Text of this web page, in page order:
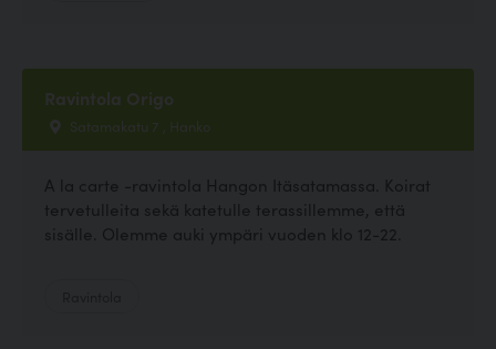
Ravintola Origo
Satamakatu 7 , Hanko
A la carte -ravintola Hangon Itäsatamassa. Koirat
tervetulleita sekä katetulle terassillemme, että
sisälle. Olemme auki ympäri vuoden klo 12-22.